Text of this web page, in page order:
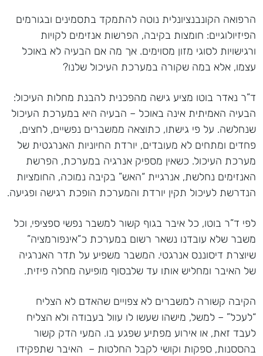
הרפואה הקונבנציונלית נוטה להתמקד בתסמינים ובגורמים
הפיזיולוגיים: חומצות בקיבה, הפרשות אנזימים לקויות
ורגישויות לסוגי מזון מסוימים. אך מה אם הבעיה לא באוכל
עצמו, אלא במה שקורה במערכת העיכול שלנו?
ד”ר נאדר בוטו מציע גישה מהפכנית להבנת מחלות העיכול:
הבעיה האמיתית אינה באוכל – הבעיה היא במערכת העיכול
שנחלשה. על פי גישתו, כתוצאה ממשברים נפשיים, לחצים,
פחדים ומתחים לא מעובדים, יורדת החיוניות האנרגטית של
מערכת העיכול. כשאין מספיק אנרגיה במערכת, הפרשת
האנזימים נחלשת, אנרגיית “האש” בקיבה נמוכה, החומציות
הנדרשת לעיכול תקין יורדת והמערכת הופכת רגישה ופגיעה.
לפי ד”ר בוטו, כל איבר בגוף קשור למשבר נפשי ספציפי, וכל
משבר שלא עובדנו נשאר רשום במערכת כ”אינפורמציה”
שיוצרת דיסוננס אנרגטי. המשבר משפיע על תדר האנרגיה
של האיבר ומחליש אותו עד שלבסוף מופיעה מחלה פיזית.
הקיבה קשורה למשברים לא צפויים שהאדם לא הצליח
“לעכל” – למשל, מישהו שעשו לו עוול בעבודה ולא הצליח
לעבד זאת, או אירוע מפתיע שפגע בו. המעי הדק קשור
בהססנות, ספקות וקושי לקבל החלטות – האיבר שתפקידו